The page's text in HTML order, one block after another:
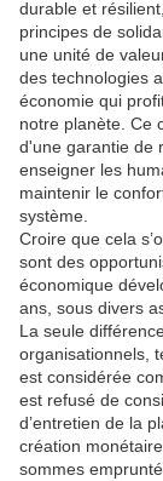
durable et
principes de
une unité de
des technologies
économie qui
notre planète. Ce
d'une garantie de
enseigner les
maintenir le
système.
Croire que cela
sont des
économique
ans, sous divers
La seule
organisationnels,
est considérée
est refusé de
d’entretien de la
création
sommes